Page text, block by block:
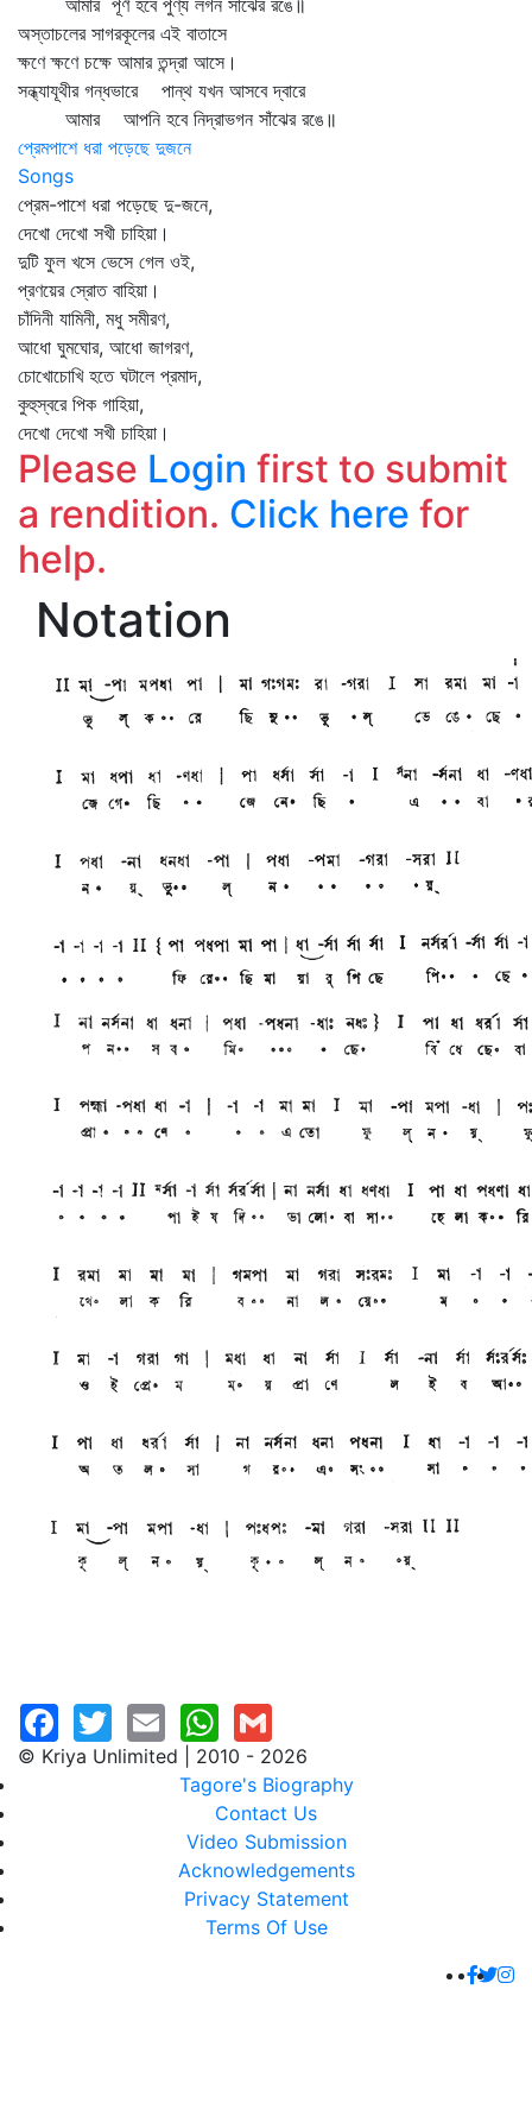
আমার পূর্ণ হবে পুণ্য লগন সাঁঝের রঙে॥
অস্তাচলের সাগরকূলের এই বাতাসে
ক্ষণে ক্ষণে চক্ষে আমার তন্দ্রা আসে।
সন্ধ্যাযূথীর গন্ধভারে পান্থ যখন আসবে দ্বারে
আমার আপনি হবে নিদ্রাভগন সাঁঝের রঙে॥
প্রেমপাশে ধরা পড়েছে দুজনে
Songs
প্রেম-পাশে ধরা পড়েছে দু-জনে,
দেখো দেখো সখী চাহিয়া।
দুটি ফুল খসে ভেসে গেল ওই,
প্রণয়ের স্রোত বাহিয়া।
চাঁদিনী যামিনী, মধু সমীরণ,
আধো ঘুমঘোর, আধো জাগরণ,
চোখোচোখি হতে ঘটালে প্রমাদ,
কুহুস্বরে পিক গাহিয়া,
দেখো দেখো সখী চাহিয়া।
Please Login first to submit
a rendition. Click here for
help.
Notation
© Kriya Unlimited | 2010 - 2026
Tagore's Biography
Contact Us
Video Submission
Acknowledgements
Privacy Statement
Terms Of Use